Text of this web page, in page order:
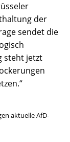
der
sendet die
steht jetzt
aktuelle AfD-